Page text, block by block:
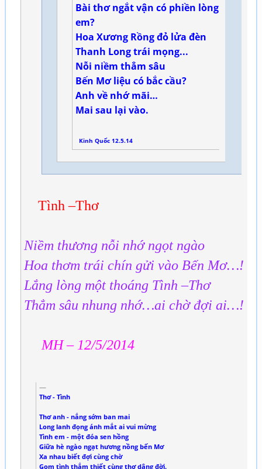
Bài thơ ngắt vận có phiền lòng
em?
Hoa Xương Rồng đỏ lửa đèn
Thanh Long trái mọng...
Nỗi niềm thẳm sâu
Bến Mơ liệu có bắc cầu?
Anh về nhớ mãi…
Mai sau lại vào.
Kinh Quốc 12.5.14
Tình –Thơ
Niềm thương nỗi nhớ ngọt ngào
Hoa thơm trái chín gửi vào Bến Mơ…!
Lắng lòng một thoáng Tình –Thơ
Thẳm sâu nhung nhớ…ai chờ đợi ai…!
MH – 12/5/2014
Thơ - Tình
Thơ anh - nắng sớm ban mai
Long lanh đọng ánh mắt ai vui mừng
Tình em - một đóa sen hồng
Giữa hè ngào ngạt hương nồng bến Mơ
Xa nhau biết đợi cùng chờ
Gom tình thắm thiết cùng thơ dâng đời.